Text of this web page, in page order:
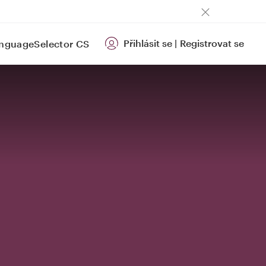
CS Přihlásit se | Registrovat se